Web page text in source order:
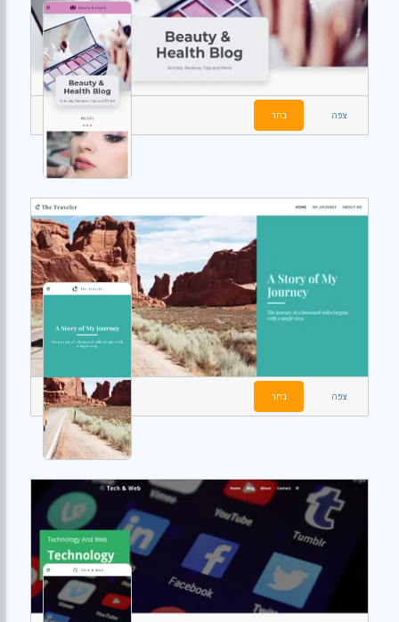
צפה בחר
צפה בחר